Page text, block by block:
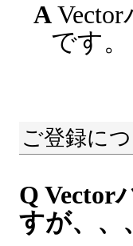
A
です。
ご登録に
Q Vector
すが、、